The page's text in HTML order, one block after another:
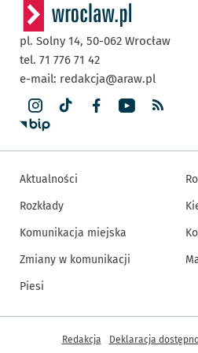
pl. Solny 14, 50-062 Wrocław
tel. 71 776 71 42
e-mail: redakcja@araw.pl
Aktualności
Rozkłady
Komunikacja miejska
Zmiany w komunikacji
Piesi
Inne informacje
Redakcja Deklaracja